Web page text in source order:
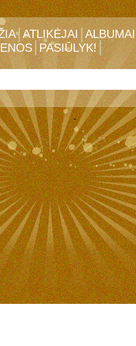
ATLIKĖJAI ALBUMAI
PASIŪLYK!